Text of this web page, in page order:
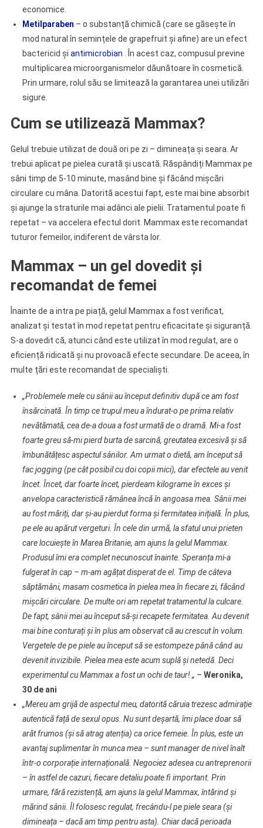
economice.
Metilparaben – o substanță chimică (care se găsește în
mod natural în semințele de grapefruit și afine) are un efect
bactericid și antimicrobian . În acest caz, compusul previne
multiplicarea microorganismelor dăunătoare în cosmetică.
Prin urmare, rolul său se limitează la garantarea unei utilizări
sigure.
Cum se utilizează Mammax?
Gelul trebuie utilizat de două ori pe zi – dimineața și seara. Ar
trebui aplicat pe pielea curată și uscată. Răspândiți Mammax pe
sâni timp de 5-10 minute, masând bine și făcând mișcări
circulare cu mâna. Datorită acestui fapt, este mai bine absorbit
și ajunge la straturile mai adânci ale pielii. Tratamentul poate fi
repetat – va accelera efectul dorit. Mammax este recomandat
tuturor femeilor, indiferent de vârsta lor.
Mammax – un gel dovedit și
recomandat de femei
Înainte de a intra pe piață, gelul Mammax a fost verificat,
analizat și testat în mod repetat pentru eficacitate și siguranță.
S-a dovedit că, atunci când este utilizat în mod regulat, are o
eficiență ridicată și nu provoacă efecte secundare. De aceea, în
multe țări este recomandat de specialiști.
„Problemele mele cu sânii au început definitiv după ce am fost
însărcinată. În timp ce trupul meu a îndurat-o pe prima relativ
nevătămată, cea de-a doua a fost urmată de o dramă. Mi-a fost
foarte greu să-mi pierd burta de sarcină, greutatea excesivă și să
îmbunătățesc aspectul sânilor. Am urmat o dietă, am început să
fac jogging (pe cât posibil cu doi copii mici), dar efectele au venit
încet. Încet, dar foarte încet, pierdeam kilograme în exces și
anvelopa caracteristică rămânea încă în angoasa mea. Sânii mei
au fost măriți, dar și-au pierdut forma și fermitatea inițială. În plus,
pe ele au apărut vergeturi. În cele din urmă, la sfatul unui prieten
care locuiește în Marea Britanie, am ajuns la gelul Mammax.
Produsul îmi era complet necunoscut înainte. Speranța mi-a
fulgerat în cap – m-am agățat disperat de el. Timp de câteva
săptămâni, masam cosmetica în pielea mea în fiecare zi, făcând
mișcări circulare. De multe ori am repetat tratamentul la culcare.
De fapt, sânii mei au început să-și recapete fermitatea. Au devenit
mai bine conturați și în plus am observat că au crescut în volum.
Vergetele de pe piele au început să se estompeze până când au
devenit invizibile. Pielea mea este acum suplă și netedă. Deci
experimentul cu Mammax a fost un ochi de taur! „ – Weronika,
30 de ani
„Mereu am grijă de aspectul meu, datorită căruia trezesc admirație
autentică față de sexul opus. Nu sunt deșartă, îmi place doar să
arăt frumos (și să atrag atenția) ca orice femeie. În plus, este un
avantaj suplimentar în munca mea – sunt manager de nivel înalt
într-o corporație internațională. Negociez adesea cu antreprenorii
– în astfel de cazuri, fiecare detaliu poate fi important. Prin
urmare, fără rezistență, am ajuns la gelul Mammax, întărind și
mărind sânii. Îl folosesc regulat, frecându-l pe piele seara (și
dimineața – dacă am timp pentru asta). Chiar dacă perioada